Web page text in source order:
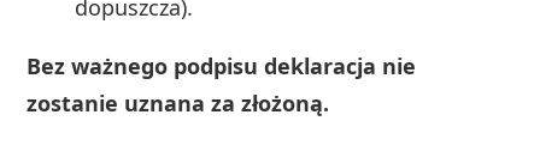
dopuszcza).
Bez ważnego podpisu deklaracja nie
zostanie uznana za złożoną.